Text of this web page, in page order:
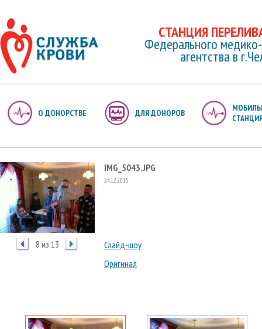
СТАНЦИЯ
Федерального
агентства в
О ДОНОРСТВЕ ДЛЯ ДОНОРОВ
8 из 13
IMG_5043.JPG
24.12.2015
Слайд-шоу
Оригинал